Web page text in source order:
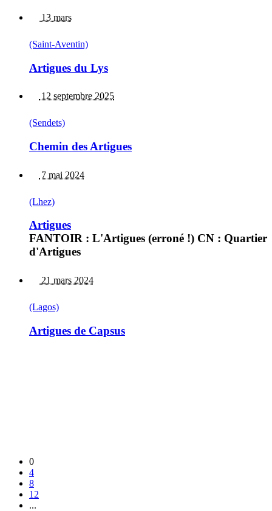
13 mars
(Saint-Aventin)
Artigues du Lys
12 septembre 2025
(Sendets)
Chemin des Artigues
7 mai 2024
(Lhez)
Artigues
FANTOIR : L'Artigues (erroné !) CN : Quartier
d'Artigues
21 mars 2024
(Lagos)
Artigues de Capsus
0
4
8
12
...